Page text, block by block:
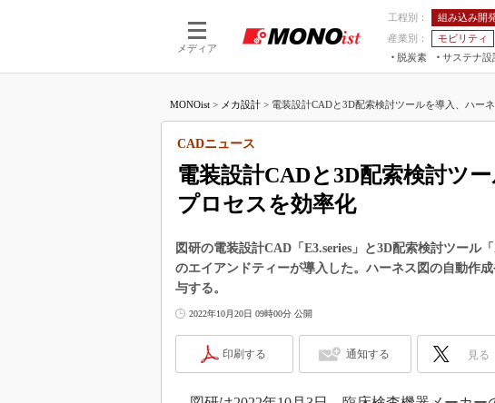
メディア
工程別： 組み込み開
産業別：
モビリティ
脱炭素
サステナ設
つながる工場AI×設備保全
MONOist > メカ設計 > 電装設計CADと3D配索検討ツールを導入、ハーネ
電装設計CADと3D配索検討ツ
プロセスを効率化
CADニュース
図研の電装設計CAD「E3.series」と3D配索検討ツール
のエイアンドティーが導入した。ハーネス図の自動作
与する。
2022年10月20日 09時00分 公開
印刷する 通知する 見る